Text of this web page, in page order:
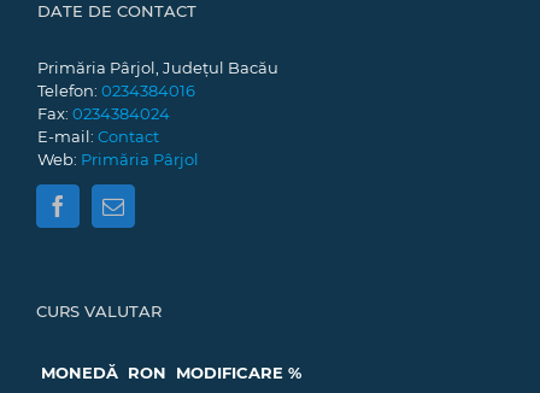
DATE DE CONTACT
Primăria Pârjol, Județul Bacău
Telefon: 0234384016
Fax: 0234384024
E-mail: Contact
Web: Primăria Pârjol
CURS VALUTAR
MONEDĂ RON
MODIFICARE %